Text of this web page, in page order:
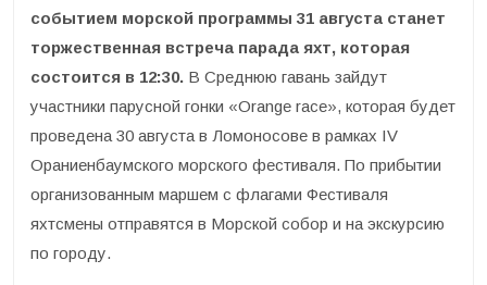
событием морской программы 31 августа станет
торжественная встреча парада яхт, которая
состоится в 12:30. В Среднюю гавань зайдут
участники парусной гонки «Orange race», которая будет
проведена 30 августа в Ломоносове в рамках IV
Ораниенбаумского морского фестиваля. По прибытии
организованным маршем с флагами Фестиваля
яхтсмены отправятся в Морской собор и на экскурсию
по городу.